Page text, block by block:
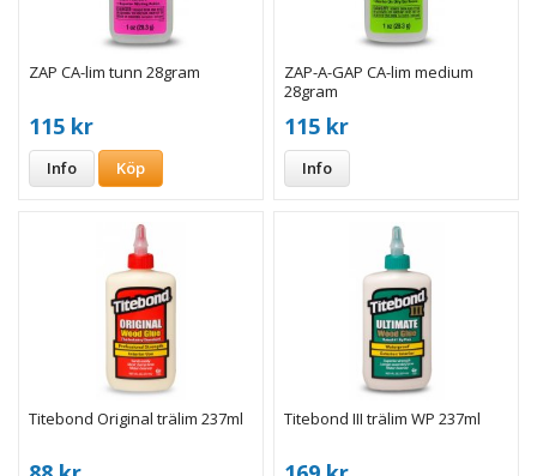
ZAP CA-lim tunn 28gram
115 kr
Info Köp
ZAP-A-GAP CA-lim medium
28gram
115 kr
Info
Titebond Original trälim 237ml Titebond III trälim WP 237ml